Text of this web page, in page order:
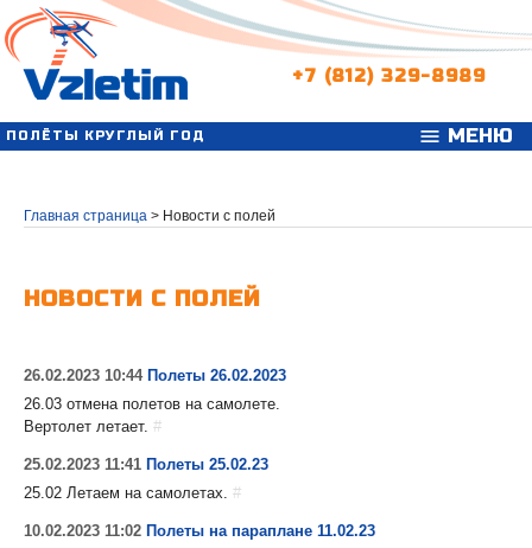
+7 (812) 329-8989
ПОЛЁТЫ КРУГЛЫЙ ГОД menu МЕНЮ
Главная страница > Новости с полей
НОВОСТИ С ПОЛЕЙ
26.02.2023 10:44 Полеты 26.02.2023
26.03 отмена полетов на самолете.
Вертолет летает. #
25.02.2023 11:41 Полеты 25.02.23
25.02 Летаем на самолетах. #
10.02.2023 11:02 Полеты на параплане 11.02.23